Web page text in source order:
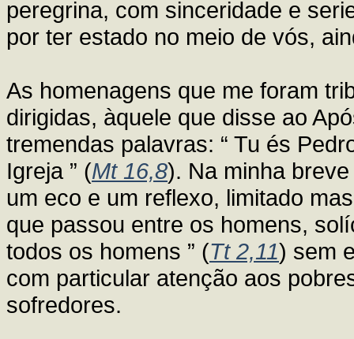
peregrina, com sinceridade e
por ter estado no meio de vós,
As homenagens que me foram
dirigidas, àquele que disse ao
tremendas palavras: “ Tu és
Igreja ” (Mt 16,8). Na minha
um eco e um reflexo, limitado
que passou entre os homens,
todos os homens ” (Tt 2,11) sem
com particular atenção aos
sofredores.